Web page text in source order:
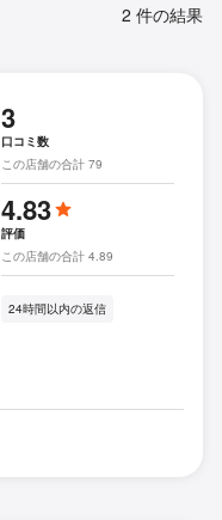
2 件の結果
3
口コミ数
この店舗の合計 79
4.83
評価
この店舗の合計 4.89
24時間以内の返信